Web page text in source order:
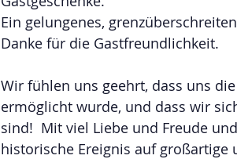
Ein gelungenes,
Danke für die Gastfreundlichkeit.
Wir fühlen uns geehrt, dass uns
ermöglicht wurde, und dass wir
sind!  Mit viel Liebe und Freude
historische Ereignis auf großartige